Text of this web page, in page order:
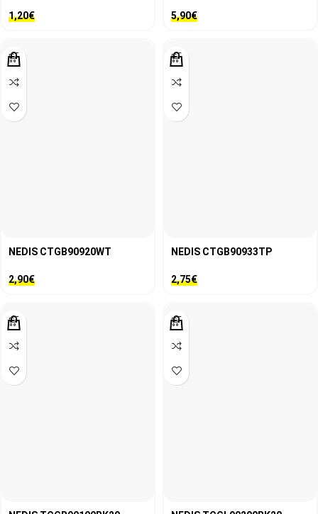
1,20€ 5,90€
NEDIS CTGB90920WT
2,90€
NEDIS CTGB90933TP
2,75€